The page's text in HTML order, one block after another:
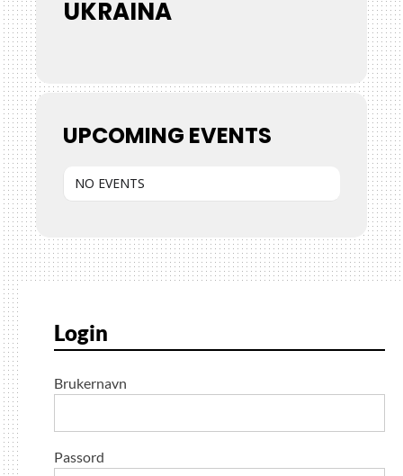
UKRAINA
UPCOMING EVENTS
NO EVENTS
Login
Brukernavn
Passord